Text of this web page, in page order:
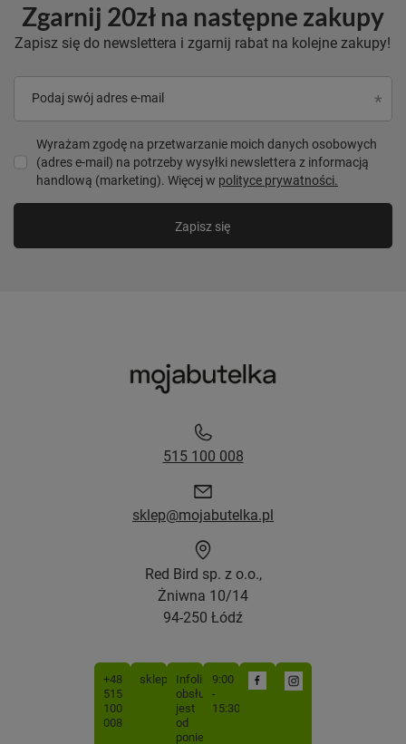
Zgarnij 20zł na następne zakupy
Zapisz się do newslettera i zgarnij rabat na kolejne zakupy!
Podaj swój adres e-mail
Wyrażam zgodę na przetwarzanie moich danych osobowych
(adres e-mail) na potrzeby wysyłki newslettera z informacją
handlową (marketing). Więcej w polityce prywatności.
Zapisz się
515 100 008
sklep@mojabutelka.pl
Red Bird sp. z o.o.,
Żniwna 10/14
94-250 Łódź
+48
515
100
008
sklep@mojabutelka.pl
Infolinia
obsługiwana
jest
od
poniedziałku
9:00
-
15:30